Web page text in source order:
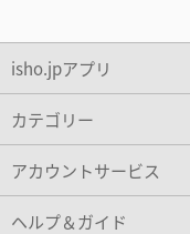
isho.jpアプリ
カテゴリー
アカウントサービス
ヘルプ＆ガイド